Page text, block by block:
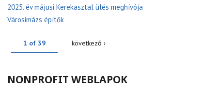
2025. év májusi Kerekasztal ülés meghívója
Városimázs építők
1 of 39 következő ›
NONPROFIT WEBLAPOK